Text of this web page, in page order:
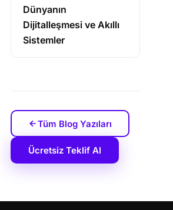
Dünyanın
Dijitalleşmesi ve Akıllı
Sistemler
Tüm Blog Yazıları
Ücretsiz Teklif Al